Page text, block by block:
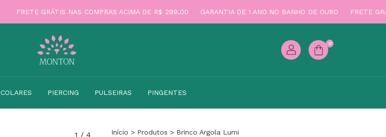
FRETE GRÁTIS NAS COMPRAS ACIMA DE R$ 299,00 GARANTIA DE 1 ANO NO BANHO DE OURO FRETE
0
COLARES PIERCING PULSEIRAS PINGENTES
1 / 4 Início > Produtos > Brinco Argola Lumi